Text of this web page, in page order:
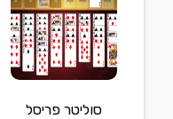
סוליטר פריסל